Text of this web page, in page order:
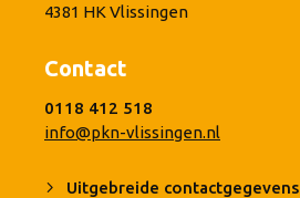
4381 HK Vlissingen
Contact
0118 412 518
info@pkn-vlissingen.nl
Uitgebreide contactgegevens